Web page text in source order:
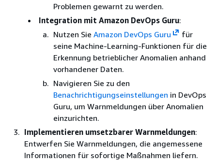
Problemen gewarnt zu werden.
Integration mit Amazon DevOps Guru:
Nutzen Sie Amazon DevOps Guru
für
seine Machine-Learning-Funktionen für die
Erkennung betrieblicher Anomalien anhand
vorhandener Daten.
Navigieren Sie zu den
Benachrichtigungseinstellungen in DevOps
Guru, um Warnmeldungen über Anomalien
einzurichten.
Implementieren umsetzbarer Warnmeldungen:
Entwerfen Sie Warnmeldungen, die angemessene
Informationen für sofortige Maßnahmen liefern.